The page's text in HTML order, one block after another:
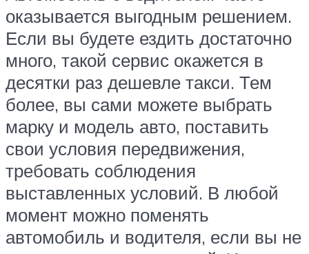
оказывается выгодным решением.
Если вы будете ездить достаточно
много, такой сервис окажется в
десятки раз дешевле такси. Тем
более, вы сами можете выбрать
марку и модель авто, поставить
свои условия передвижения,
требовать соблюдения
выставленных условий. В любой
момент можно поменять
автомобиль и водителя, если вы не